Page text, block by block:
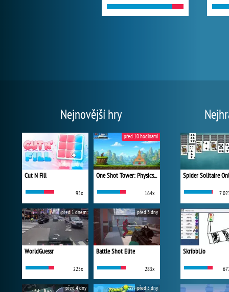
Nejnovější hry
Cut N Fill
95x
One Shot Tower: Physics Destroyer
164x
před 10 hodinami
WorldGuessr
225x
před 1 dnem
Battle Shot Elite
283x
před 3 dny
před 4 dny před 5 dny
Spider Solitaire
7
Skribbl.io